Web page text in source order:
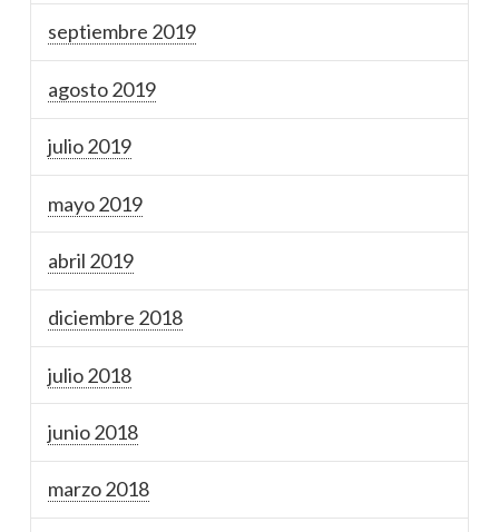
septiembre 2019
agosto 2019
julio 2019
mayo 2019
abril 2019
diciembre 2018
julio 2018
junio 2018
marzo 2018